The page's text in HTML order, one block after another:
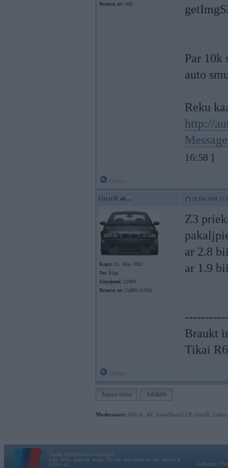
Braucu ar: 500
Par 10k
auto
Reku
http://
16:58 ]
GirtzB 23. Feb 2004,
Kopš: 15. May 2002
No: Rīga
Ziņojumi: 22409
Braucu ar: 2x(R6+LSD)
Z3
ar 2.8
ar 1.9
Braukt
Tikai
Jauna tēma Atbildēt
Moderatori: 968-jk AV AiwaShuraLLP, GirtzB Lafter
Vortāls BMWPower.lv darbojas
kopš 2002. gada 14. maija. Tas nav auto klubs un nav saistīts ar
BMW AG.
Galvena